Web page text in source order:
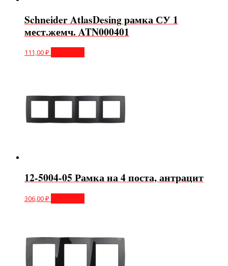
Schneider AtlasDesing рамка СУ 1
мест.жемч. ATN000401
111,00₽
12-5004-05 Рамка на 4 поста, антрацит
306,00₽